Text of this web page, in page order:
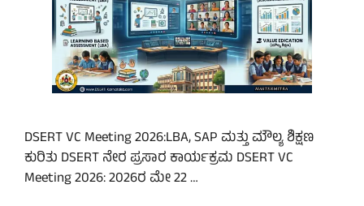
DSERT VC Meeting 2026:LBA, SAP ಮತ್ತು ಮೌಲ್ಯ ಶಿಕ್ಷಣ
ಕುರಿತು DSERT ನೇರ ಪ್ರಸಾರ ಕಾರ್ಯಕ್ರಮ DSERT VC
Meeting 2026: 2026ರ ಮೇ 22 …